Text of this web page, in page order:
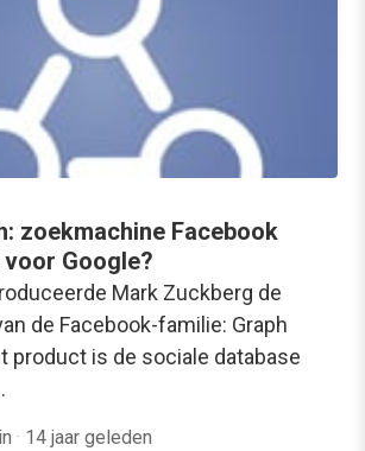
zoekmachine Facebook
Google?
Mark Zuckberg de
de Facebook-familie: Graph
product is de sociale database
· 14 jaar geleden